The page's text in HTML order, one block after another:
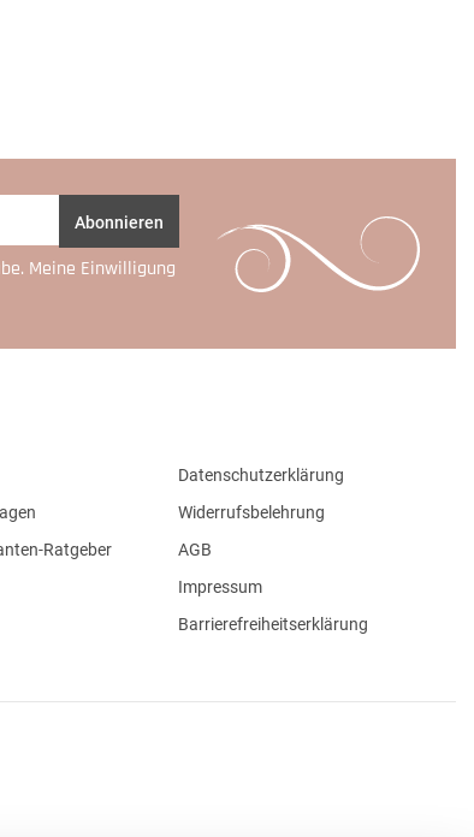
Abonnieren
Meine Einwilligung
Ratgeber
Datenschutzerklärung
Widerrufsbelehrung
AGB
Impressum
Barrierefreiheitserklärung